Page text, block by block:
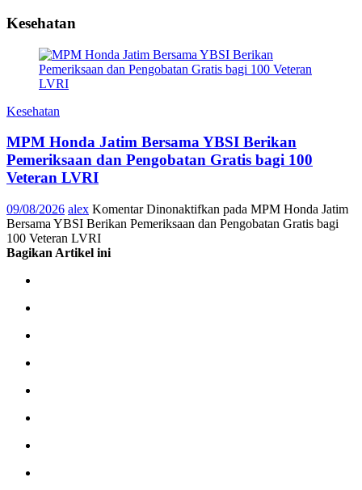
Kesehatan
Kesehatan
MPM Honda Jatim Bersama YBSI Berikan
Pemeriksaan dan Pengobatan Gratis bagi 100
Veteran LVRI
09/08/2026 alex Komentar Dinonaktifkan pada MPM Honda Jatim
Bersama YBSI Berikan Pemeriksaan dan Pengobatan Gratis bagi
100 Veteran LVRI
Bagikan Artikel ini